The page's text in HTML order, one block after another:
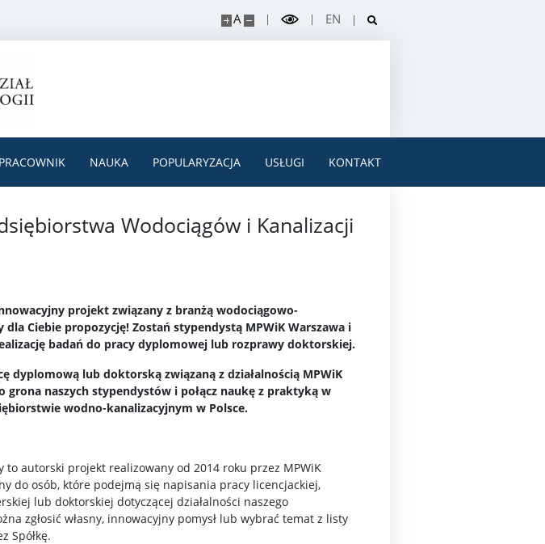
A EN
PRACOWNIK NAUKA POPULARYZACJA USŁUGI KONTAKT
Wodociągów i Kanalizacji
projekt związany z branżą wodociągowo-
dla Ciebie propozycję! Zostań stypendystą MPWiK Warszawa i
badań do pracy dyplomowej lub rozprawy doktorskiej.
dyplomową lub doktorską związaną z działalnością MPWiK
grona naszych stypendystów i połącz naukę z praktyką w
wodno-kanalizacyjnym w Polsce.
to autorski projekt realizowany od 2014 roku przez MPWiK
do osób, które podejmą się napisania pracy licencjackiej,
lub doktorskiej dotyczącej działalności naszego
zgłosić własny, innowacyjny pomysł lub wybrać temat z listy
Spółkę.